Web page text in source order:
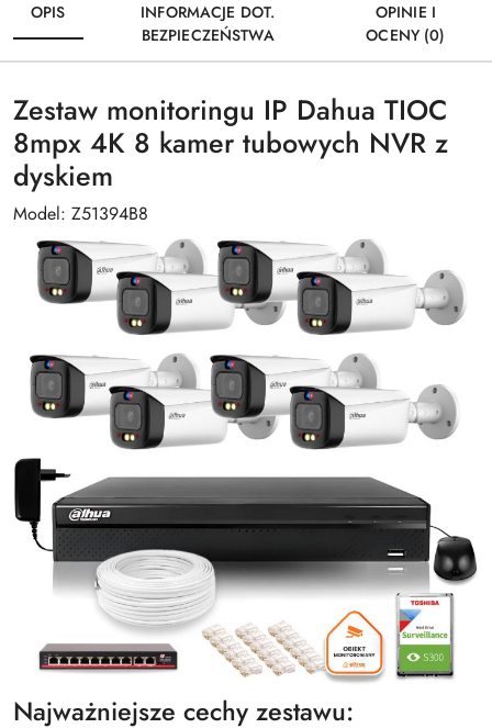
OPIS
INFORMACJE DOT.
BEZPIECZEŃSTWA
OPINIE I
OCENY (0)
Zestaw monitoringu IP Dahua TIOC
8mpx 4K 8 kamer tubowych NVR z
dyskiem
Model: Z51394B8
Najważniejsze cechy zestawu: